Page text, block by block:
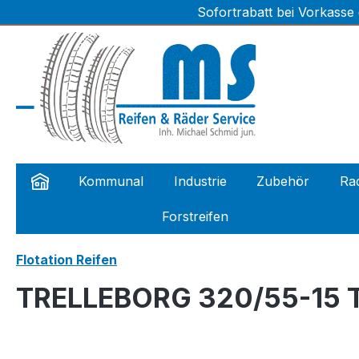
Zur Hauptnavigation springenSofortrabatt bei
Kommunal Industrie Zubehör
Forstreifen
Flotation Reifen
TRELLEBORG 320/55-15